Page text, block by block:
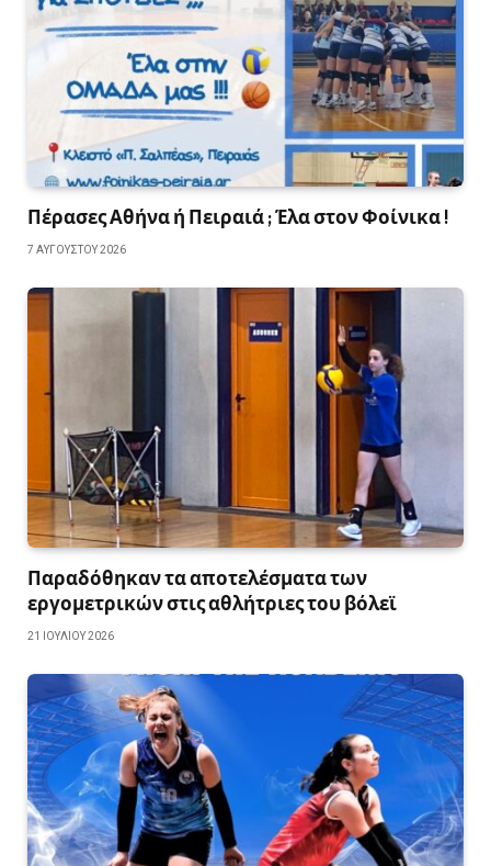
Πέρασες Αθήνα ή Πειραιά ; Έλα στον Φοίνικα !
7 ΑΥΓΟΎΣΤΟΥ 2026
Παραδόθηκαν τα αποτελέσματα των
εργομετρικών στις αθλήτριες του βόλεϊ
21 ΙΟΥΛΊΟΥ 2026